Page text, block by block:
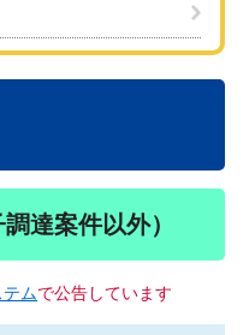
達案件以外）
ムで公告しています